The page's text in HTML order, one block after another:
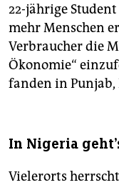
22-jährige
mehr Menschen
Verbraucher die
Ökonomie“
fanden in Punjab,
In Nigeria
Vielerorts